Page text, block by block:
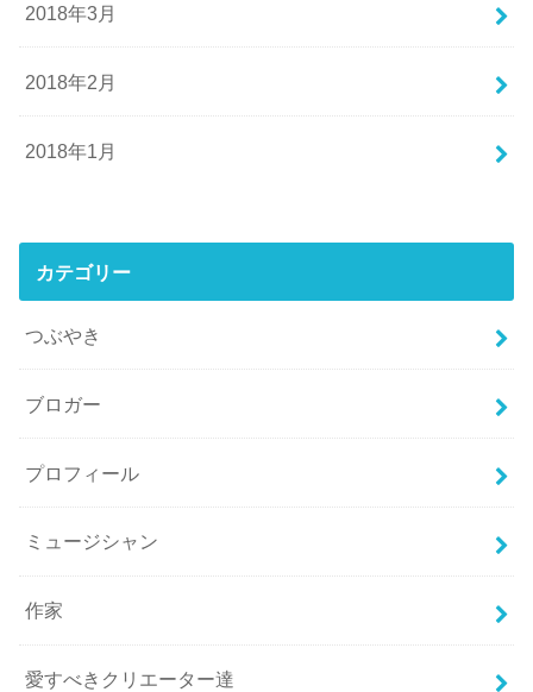
2018年3月
2018年2月
2018年1月
カテゴリー
つぶやき
ブロガー
プロフィール
ミュージシャン
作家
愛すべきクリエーター達